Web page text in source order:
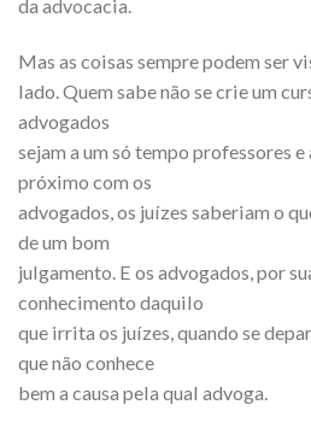
da advocacia.
Mas as coisas sempre podem ser
lado. Quem sabe não se crie um
advogados
sejam a um só tempo professores
próximo com os
advogados, os juízes saberiam o
de um bom
julgamento. E os advogados, por
conhecimento daquilo
que irrita os juízes, quando se
que não conhece
bem a causa pela qual advoga.